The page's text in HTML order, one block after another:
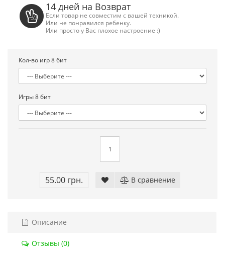
Сега Мега Драйв 2 (ОРИГИНАЛЬНОЕ
качество!)
79 отзывов
Сега МД 1 HD
14 дней на Возврат
Если товар не совместим с вашей техникой.
Или не понравился ребенку.
Или просто у Вас плохое настроение :)
Кол-во игр 8 бит
Игры 8 бит
55.00 грн. В сравнение
Описание
Отзывы (0)